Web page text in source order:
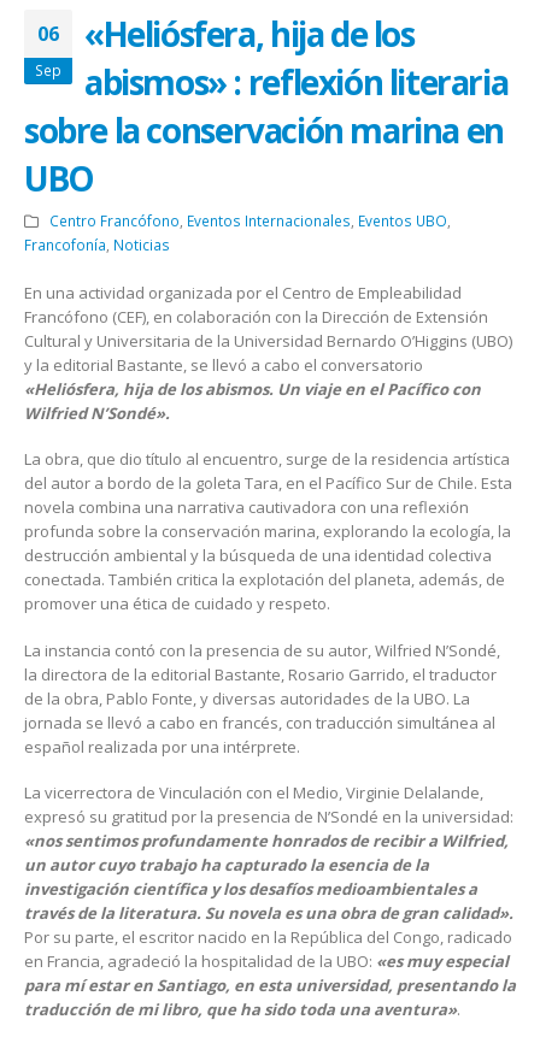
06
Sep
«Heliósfera, hija de los
abismos» : reflexión literaria
sobre la conservación marina en
UBO
Centro Francófono Eventos Internacionales Eventos UBO
Francofonía Noticias
En una actividad organizada por el Centro de Empleabilidad
Francófono (CEF), en colaboración con la Dirección de Extensión
Cultural y Universitaria de la Universidad Bernardo O’Higgins (UBO)
y la editorial Bastante, se llevó a cabo el conversatorio
«Heliósfera, hija de los abismos. Un viaje en el Pacífico con
Wilfried N’Sondé».
La obra, que dio título al encuentro, surge de la residencia artística
del autor a bordo de la goleta Tara, en el Pacífico Sur de Chile. Esta
novela combina una narrativa cautivadora con una reflexión
profunda sobre la conservación marina, explorando la ecología, la
destrucción ambiental y la búsqueda de una identidad colectiva
conectada. También critica la explotación del planeta, además, de
promover una ética de cuidado y respeto.
La instancia contó con la presencia de su autor, Wilfried N’Sondé,
la directora de la editorial Bastante, Rosario Garrido, el traductor
de la obra, Pablo Fonte, y diversas autoridades de la UBO. La
jornada se llevó a cabo en francés, con traducción simultánea al
español realizada por una intérprete.
La vicerrectora de Vinculación con el Medio, Virginie Delalande,
expresó su gratitud por la presencia de N’Sondé en la universidad:
«nos sentimos profundamente honrados de recibir a Wilfried,
un autor cuyo trabajo ha capturado la esencia de la
investigación científica y los desafíos medioambientales a
través de la literatura. Su novela es una obra de gran calidad».
Por su parte, el escritor nacido en la República del Congo, radicado
en Francia, agradeció la hospitalidad de la UBO: «es muy especial
para mí estar en Santiago, en esta universidad, presentando la
traducción de mi libro, que ha sido toda una aventura».